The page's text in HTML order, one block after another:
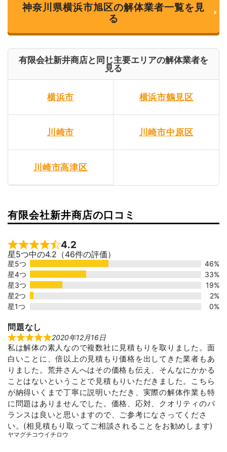
神奈川県横浜市旭区の解体業者一覧を見
る
有限会社新井商店と同じ主要エリアの解体業者を
見る
横浜市 横浜市鶴見区
川崎市 川崎市中原区
川崎市高津区
有限会社新井商店の口コミ
Rated 4.2 out of 5
4.2
星5つ中の4.2（46件の評価）
星5つ
46%
星4つ
33%
星3つ
19%
星2つ
2%
星1つ
0%
問題なし
R
a
t
e
d
5
o
u
t
o
f
5
2020年12月16日
私は解体の素人なので複数社に見積もりを取りました。面
白いことに、倍以上の見積もり価格を出してきた業者もあ
りました。荒井さんへはその価格も伝え、そんなにかかる
ことはないということで見積もりいただきました。こちら
が納得いくまで丁寧に説明いただき、実際の解体作業も特
に問題はありませんでした。価格、応対、クオリティのバ
ランスは良いと思いますので、ご参考になさってくださ
い。(相見積もり取ってご相談されることをお勧めします)
ヤマグチコウイチロウ